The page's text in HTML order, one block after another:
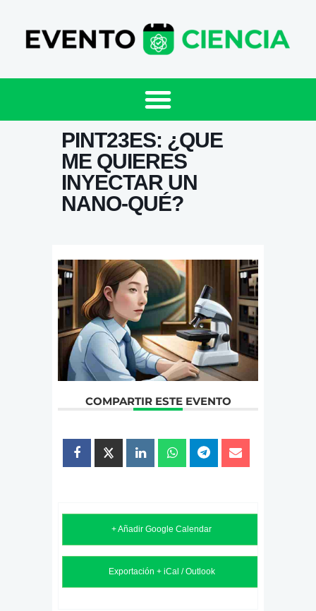
PINT23ES: ¿QUE
ME QUIERES
INYECTAR UN
NANO-QUÉ?
COMPARTIR ESTE EVENTO
+ Añadir Google Calendar
Exportación + iCal / Outlook